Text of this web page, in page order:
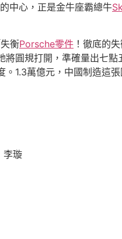
中心，正是金牛座霸總牛
衡Porsche零件 ！徹底的
將圓規打開，準確量出七點
1.3萬億元，中國制造這
李璇